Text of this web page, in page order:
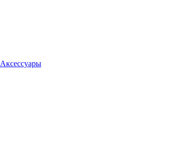
Аксессуары